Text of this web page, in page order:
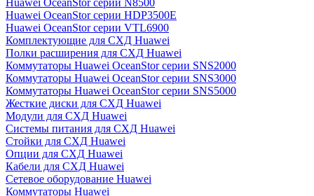
Huawei OceanStor серии N8500
Huawei OceanStor серии HDP3500E
Huawei OceanStor серии VTL6900
Комплектующие для СХД Huawei
Полки расширения для СХД Huawei
Коммутаторы Huawei OceanStor серии SNS2000
Коммутаторы Huawei OceanStor серии SNS3000
Коммутаторы Huawei OceanStor серии SNS5000
Жесткие диски для СХД Huawei
Модули для СХД Huawei
Системы питания для СХД Huawei
Стойки для СХД Huawei
Опции для СХД Huawei
Кабели для СХД Huawei
Сетевое оборудование Huawei
Коммутаторы Huawei